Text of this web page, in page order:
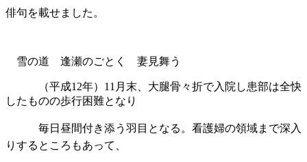
俳句を載せました。
雪の道 逢瀬のごとく 妻見舞う
（平成12年）11月末、大腿骨々折で入院し患部は全快
したものの歩行困難となり
毎日昼間付き添う羽目となる。看護婦の領域まで深入
りするところもあって、